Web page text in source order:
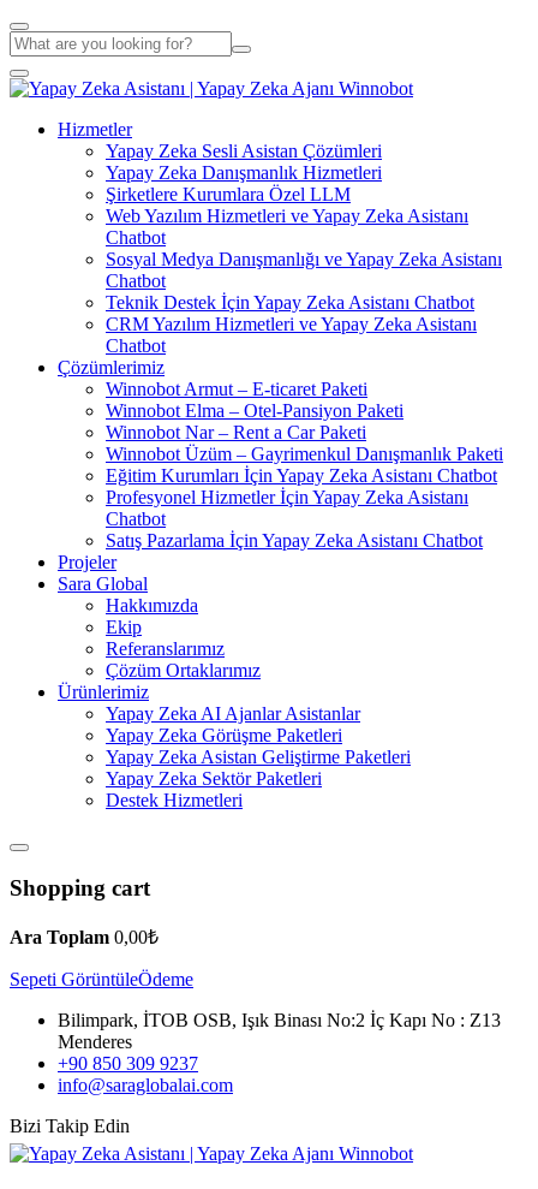
Hizmetler
Yapay Zeka Sesli Asistan Çözümleri
Yapay Zeka Danışmanlık Hizmetleri
Şirketlere Kurumlara Özel LLM
Web Yazılım Hizmetleri ve Yapay Zeka Asistanı
Chatbot
Sosyal Medya Danışmanlığı ve Yapay Zeka Asistanı
Chatbot
Teknik Destek İçin Yapay Zeka Asistanı Chatbot
CRM Yazılım Hizmetleri ve Yapay Zeka Asistanı
Chatbot
Çözümlerimiz
Winnobot Armut – E-ticaret Paketi
Winnobot Elma – Otel-Pansiyon Paketi
Winnobot Nar – Rent a Car Paketi
Winnobot Üzüm – Gayrimenkul Danışmanlık Paketi
Eğitim Kurumları İçin Yapay Zeka Asistanı Chatbot
Profesyonel Hizmetler İçin Yapay Zeka Asistanı
Chatbot
Satış Pazarlama İçin Yapay Zeka Asistanı Chatbot
Projeler
Sara Global
Hakkımızda
Ekip
Referanslarımız
Çözüm Ortaklarımız
Ürünlerimiz
Yapay Zeka AI Ajanlar Asistanlar
Yapay Zeka Görüşme Paketleri
Yapay Zeka Asistan Geliştirme Paketleri
Yapay Zeka Sektör Paketleri
Destek Hizmetleri
Shopping cart
Ara Toplam 0,00₺
Sepeti GörüntüleÖdeme
Bilimpark, İTOB OSB, Işık Binası No:2 İç Kapı No : Z13
Menderes
+90 850 309 9237
info@saraglobalai.com
Bizi Takip Edin